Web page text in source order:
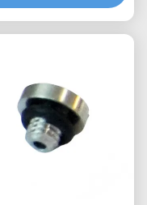
लेने योग्य वाल्व